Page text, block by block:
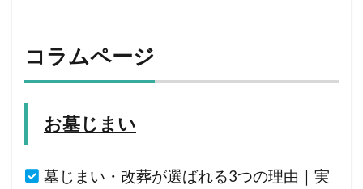
コラムページ
お墓じまい
墓じまい・改葬が選ばれる3つの理由｜実